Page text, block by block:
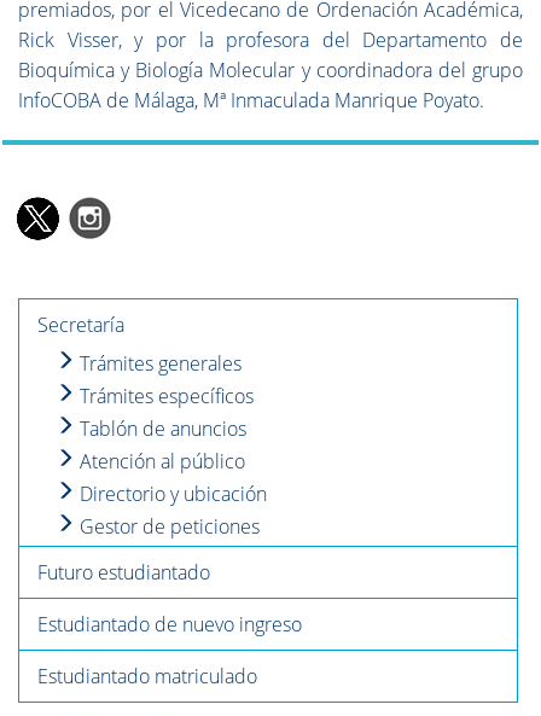
premiados, por el Vicedecano de Ordenación Académica,
Rick Visser, y por la profesora del Departamento de
Bioquímica y Biología Molecular y coordinadora del grupo
InfoCOBA de Málaga, Mª Inmaculada Manrique Poyato.
Secretaría
Trámites generales
Trámites específicos
Tablón de anuncios
Atención al público
Directorio y ubicación
Gestor de peticiones
Futuro estudiantado
Estudiantado de nuevo ingreso
Estudiantado matriculado